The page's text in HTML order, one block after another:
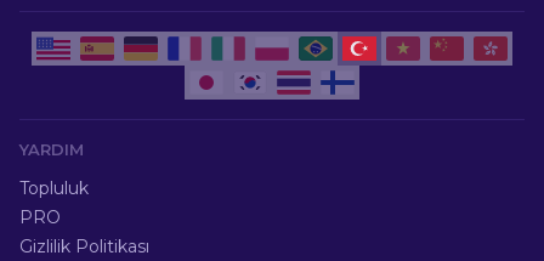
YARDIM
Topluluk
PRO
Gizlilik Politikası